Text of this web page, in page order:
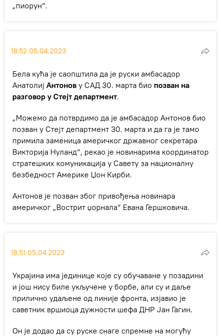
„пиорун“.
18:52 05.04.2023
Бела кућа је саопштила да је руски амбасадор
Анатолиј Антонов у САД 30. марта био позван на
разговор у Стејт департмент.
„Можемо да потврдимо да је амбасадор Антонов био
позван у Стејт департмент 30. марта и да га је тамо
примила заменица америчког државног секретара
Викторија Нуланд“, рекао је новинарима координатор
стратешких комуникација у Савету за националну
безбедност Америке Џон Кирби.
Антонов је позван због привођења новинара
америчког „Вострит џорнала“ Евана Гершковича.
18:51 05.04.2023
Украјина има јединице које су обучаване у позадини
и још нису биле укључене у борбе, али су и даље
прилично удаљене од линије фронта, изјавио је
саветник вршиоца дужности шефа ДНР Јан Гагин.
Он је додао да су руске снаге спремне на могућу